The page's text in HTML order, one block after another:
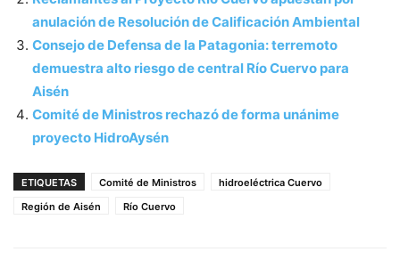
anulación de Resolución de Calificación Ambiental
Consejo de Defensa de la Patagonia: terremoto
demuestra alto riesgo de central Río Cuervo para
Aisén
Comité de Ministros rechazó de forma unánime
proyecto HidroAysén
ETIQUETAS Comité de Ministros
hidroeléctrica Cuervo
Región de Aisén
Río Cuervo